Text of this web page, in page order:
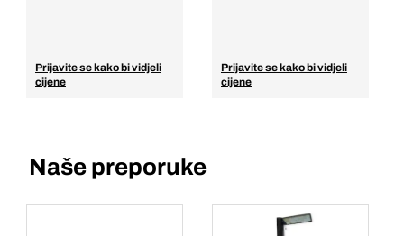
Prijavite se kako bi vidjeli
cijene
Prijavite se kako bi vidjeli
cijene
Naše preporuke